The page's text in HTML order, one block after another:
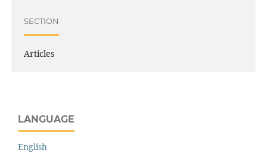
SECTION
Articles
LANGUAGE
English